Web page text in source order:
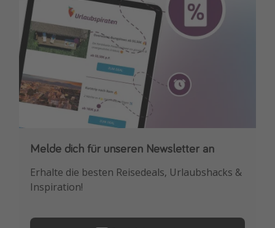
Silvesterreisen
Last Minute Urlaub Mallorca
Last Minute Urlaub Deutschland
Melde dich für unseren Newsletter an
Erhalte die besten Reisedeals, Urlaubshacks &
Inspiration!
Downloade unsere App
Buche die besten Reiseschnäppchen als
Erstes.